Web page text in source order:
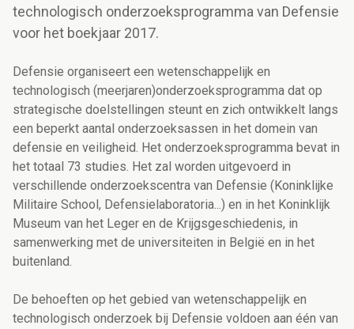
technologisch onderzoeksprogramma van Defensie
voor het boekjaar 2017.
Defensie organiseert een wetenschappelijk en
technologisch (meerjaren)onderzoeksprogramma dat op
strategische doelstellingen steunt en zich ontwikkelt langs
een beperkt aantal onderzoeksassen in het domein van
defensie en veiligheid. Het onderzoeksprogramma bevat in
het totaal 73 studies. Het zal worden uitgevoerd in
verschillende onderzoekscentra van Defensie (Koninklijke
Militaire School, Defensielaboratoria...) en in het Koninklijk
Museum van het Leger en de Krijgsgeschiedenis, in
samenwerking met de universiteiten in België en in het
buitenland.
De behoeften op het gebied van wetenschappelijk en
technologisch onderzoek bij Defensie voldoen aan één van